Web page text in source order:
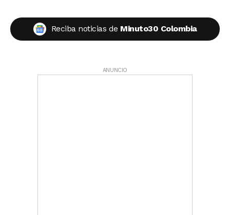
Reciba noticias de Minuto30 Colombia
ANUNCIO